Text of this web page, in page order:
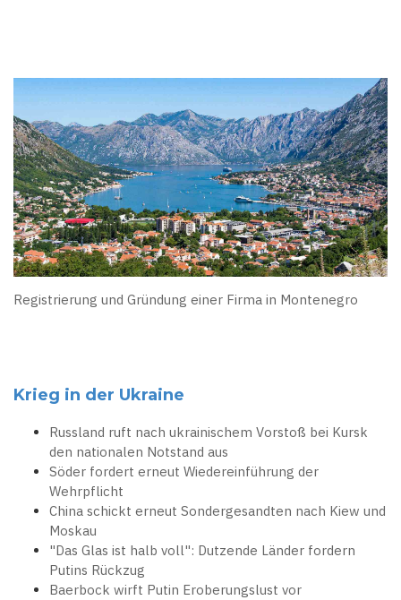
Registrierung und Gründung einer Firma in Montenegro
Krieg in der Ukraine
Russland ruft nach ukrainischem Vorstoß bei Kursk
den nationalen Notstand aus
Söder fordert erneut Wiedereinführung der
Wehrpflicht
China schickt erneut Sondergesandten nach Kiew und
Moskau
"Das Glas ist halb voll": Dutzende Länder fordern
Putins Rückzug
Baerbock wirft Putin Eroberungslust vor